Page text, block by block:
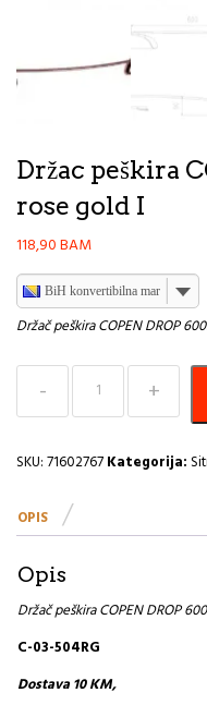
Držac peškira
rose gold I
118,90BAM
BiH konvertibilna marka
Držač peškira COPEN DROP
Držac
peškira
COPEN
600mm
gold
količina
SKU:71602767Kategorija:
OPIS
Opis
Držač peškira COPEN DROP
C-03-504RG
Dostava 10 KM,